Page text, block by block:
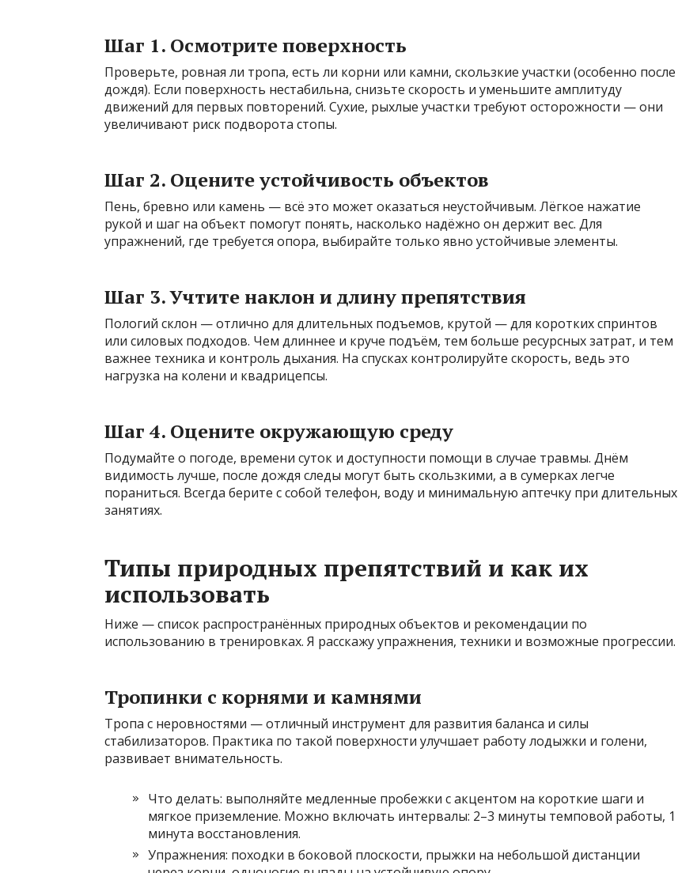
Шаг 1. Осмотрите поверхность
Проверьте, ровная ли тропа, есть ли корни или камни, скользкие участки (особенно после
дождя). Если поверхность нестабильна, снизьте скорость и уменьшите амплитуду
движений для первых повторений. Сухие, рыхлые участки требуют осторожности — они
увеличивают риск подворота стопы.
Шаг 2. Оцените устойчивость объектов
Пень, бревно или камень — всё это может оказаться неустойчивым. Лёгкое нажатие
рукой и шаг на объект помогут понять, насколько надёжно он держит вес. Для
упражнений, где требуется опора, выбирайте только явно устойчивые элементы.
Шаг 3. Учтите наклон и длину препятствия
Пологий склон — отлично для длительных подъемов, крутой — для коротких спринтов
или силовых подходов. Чем длиннее и круче подъём, тем больше ресурсных затрат, и тем
важнее техника и контроль дыхания. На спусках контролируйте скорость, ведь это
нагрузка на колени и квадрицепсы.
Шаг 4. Оцените окружающую среду
Подумайте о погоде, времени суток и доступности помощи в случае травмы. Днём
видимость лучше, после дождя следы могут быть скользкими, а в сумерках легче
пораниться. Всегда берите с собой телефон, воду и минимальную аптечку при длительных
занятиях.
Типы природных препятствий и как их
использовать
Ниже — список распространённых природных объектов и рекомендации по
использованию в тренировках. Я расскажу упражнения, техники и возможные прогрессии.
Тропинки с корнями и камнями
Тропа с неровностями — отличный инструмент для развития баланса и силы
стабилизаторов. Практика по такой поверхности улучшает работу лодыжки и голени,
развивает внимательность.
Что делать: выполняйте медленные пробежки с акцентом на короткие шаги и
мягкое приземление. Можно включать интервалы: 2–3 минуты темповой работы, 1
минута восстановления.
Упражнения: походки в боковой плоскости, прыжки на небольшой дистанции